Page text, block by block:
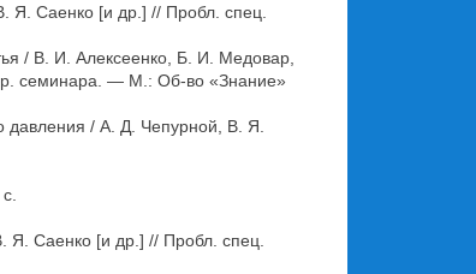
Я. Саенко [и др.] // Пробл. спец.
/ В. И. Алексеенко, Б. И. Медовар,
семинара. — М.: Об-во «Знание»
давления / А. Д. Чепурной, В. Я.
Я. Саенко [и др.] // Пробл. спец.